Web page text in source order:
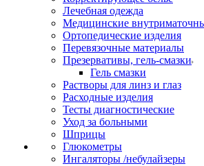
Лечебная одежда
Медицинские
Ортопедические изделия
Перевязочные материалы
Презервативы, гель-смазки
Гель смазки
Растворы для линз и глаз
Расходные изделия
Тесты диагностические
Уход за больными
Шприцы
Глюкометры
Ингаляторы /небулайзеры